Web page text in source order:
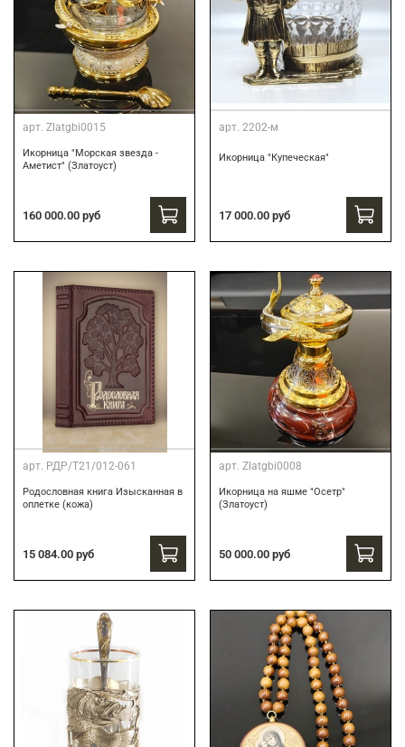
арт. Zlatgbi0015
Икорница "Морская звезда -
Аметист" (Златоуст)
160 000.00 руб
арт. 2202-м
Икорница "Купеческая"
17 000.00 руб
арт. РДР/Т21/012-061
Родословная книга Изысканная в
оплетке (кожа)
15 084.00 руб
арт. Zlatgbi0008
Икорница на яшме "Осетр"
(Златоуст)
50 000.00 руб